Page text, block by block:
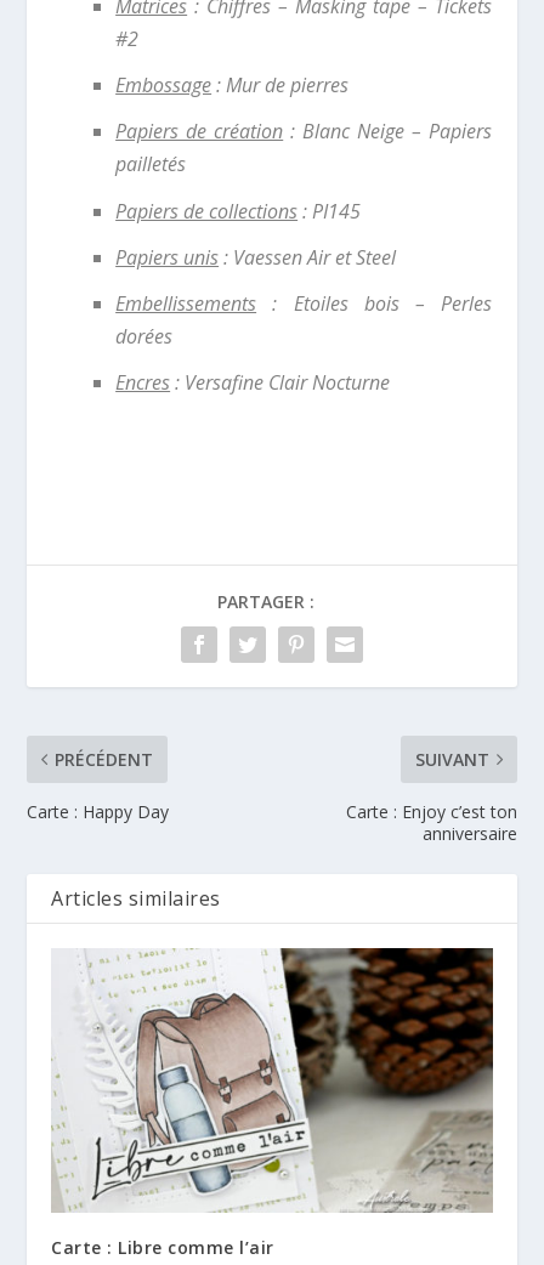
Matrices : Chiffres – Masking tape – Tickets
#2
Embossage: Mur de pierres
Papiers de création : Blanc Neige – Papiers
pailletés
Papiers de collections: PI145
Papiers unis: Vaessen Air et Steel
Embellissements : Etoiles bois – Perles
dorées
Encres: Versafine Clair Nocturne
PARTAGER :
PRÉCÉDENT
Carte : Happy Day
SUIVANT
Carte : Enjoy c’est ton
anniversaire
Articles similaires
Carte : Libre comme l’air